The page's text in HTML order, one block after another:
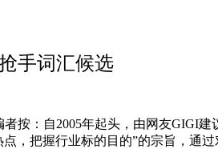
手词汇候选
：自2005年起头，由网友GIGI建
，把握行业标的目的”的宗旨，通